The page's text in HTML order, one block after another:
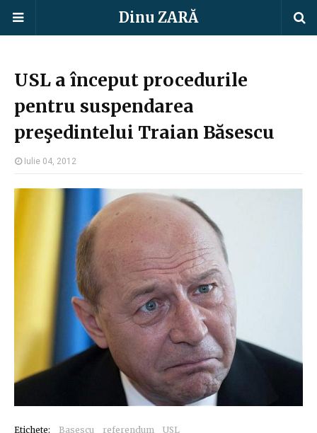
Dinu ZARĂ
USL a început procedurile
pentru suspendarea
preşedintelui Traian Băsescu
Iulie 04, 2012
Etichete: Basescu referendum USL